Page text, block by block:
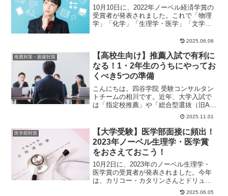
10月10日に、2022年ノーベル経済学賞の
受賞者が発表されました。これで「物理
学」「化学」「生理学・医学」「文学」
2025.06.06
推薦対策・面接対策
【高校生向け】推薦入試で有利に
なる！1・2年生のうちにやってお
くべき5つの準備
こんにちは。四谷学院 受験コンサルタン
トチームの相川です。近年、大学入試で
は「指定校推薦」や「総合型選抜（旧AO
入試）」を利用する受験生が増えていま
2025.11.01
医学部対策
【大学受験】医学部面接に頻出！
2023年ノーベル生理学・医学賞
をおさえておこう！
10月2日に、2023年のノーベル生理学・
医学賞の受賞者が発表されました。今年
は、カリコー・カタリンさんとドリュ
ー・ワイスマンさんの2人が受賞していま
2025.06.05